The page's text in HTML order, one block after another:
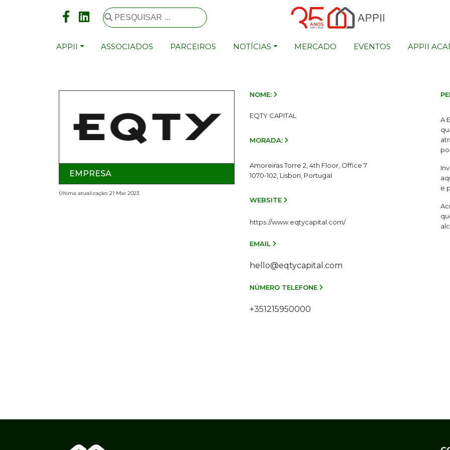
APPII ASSOCIADOS PARCEIROS NOTÍCIAS MERCADO EVENTOS APPII
EMPRESA
Última atualização: 21 Mar 2023
NOME:
EQTY CAPITAL
MORADA:
Amoreiras Torre 2, 4th Floor, Office 7
1070-102, Lisbon, Portugal
WEBSITE
https://www.eqtycapital.com/
EMAIL
hello@eqtycapital.com
NÚMERO TELEFONE
+351215950000
A
e